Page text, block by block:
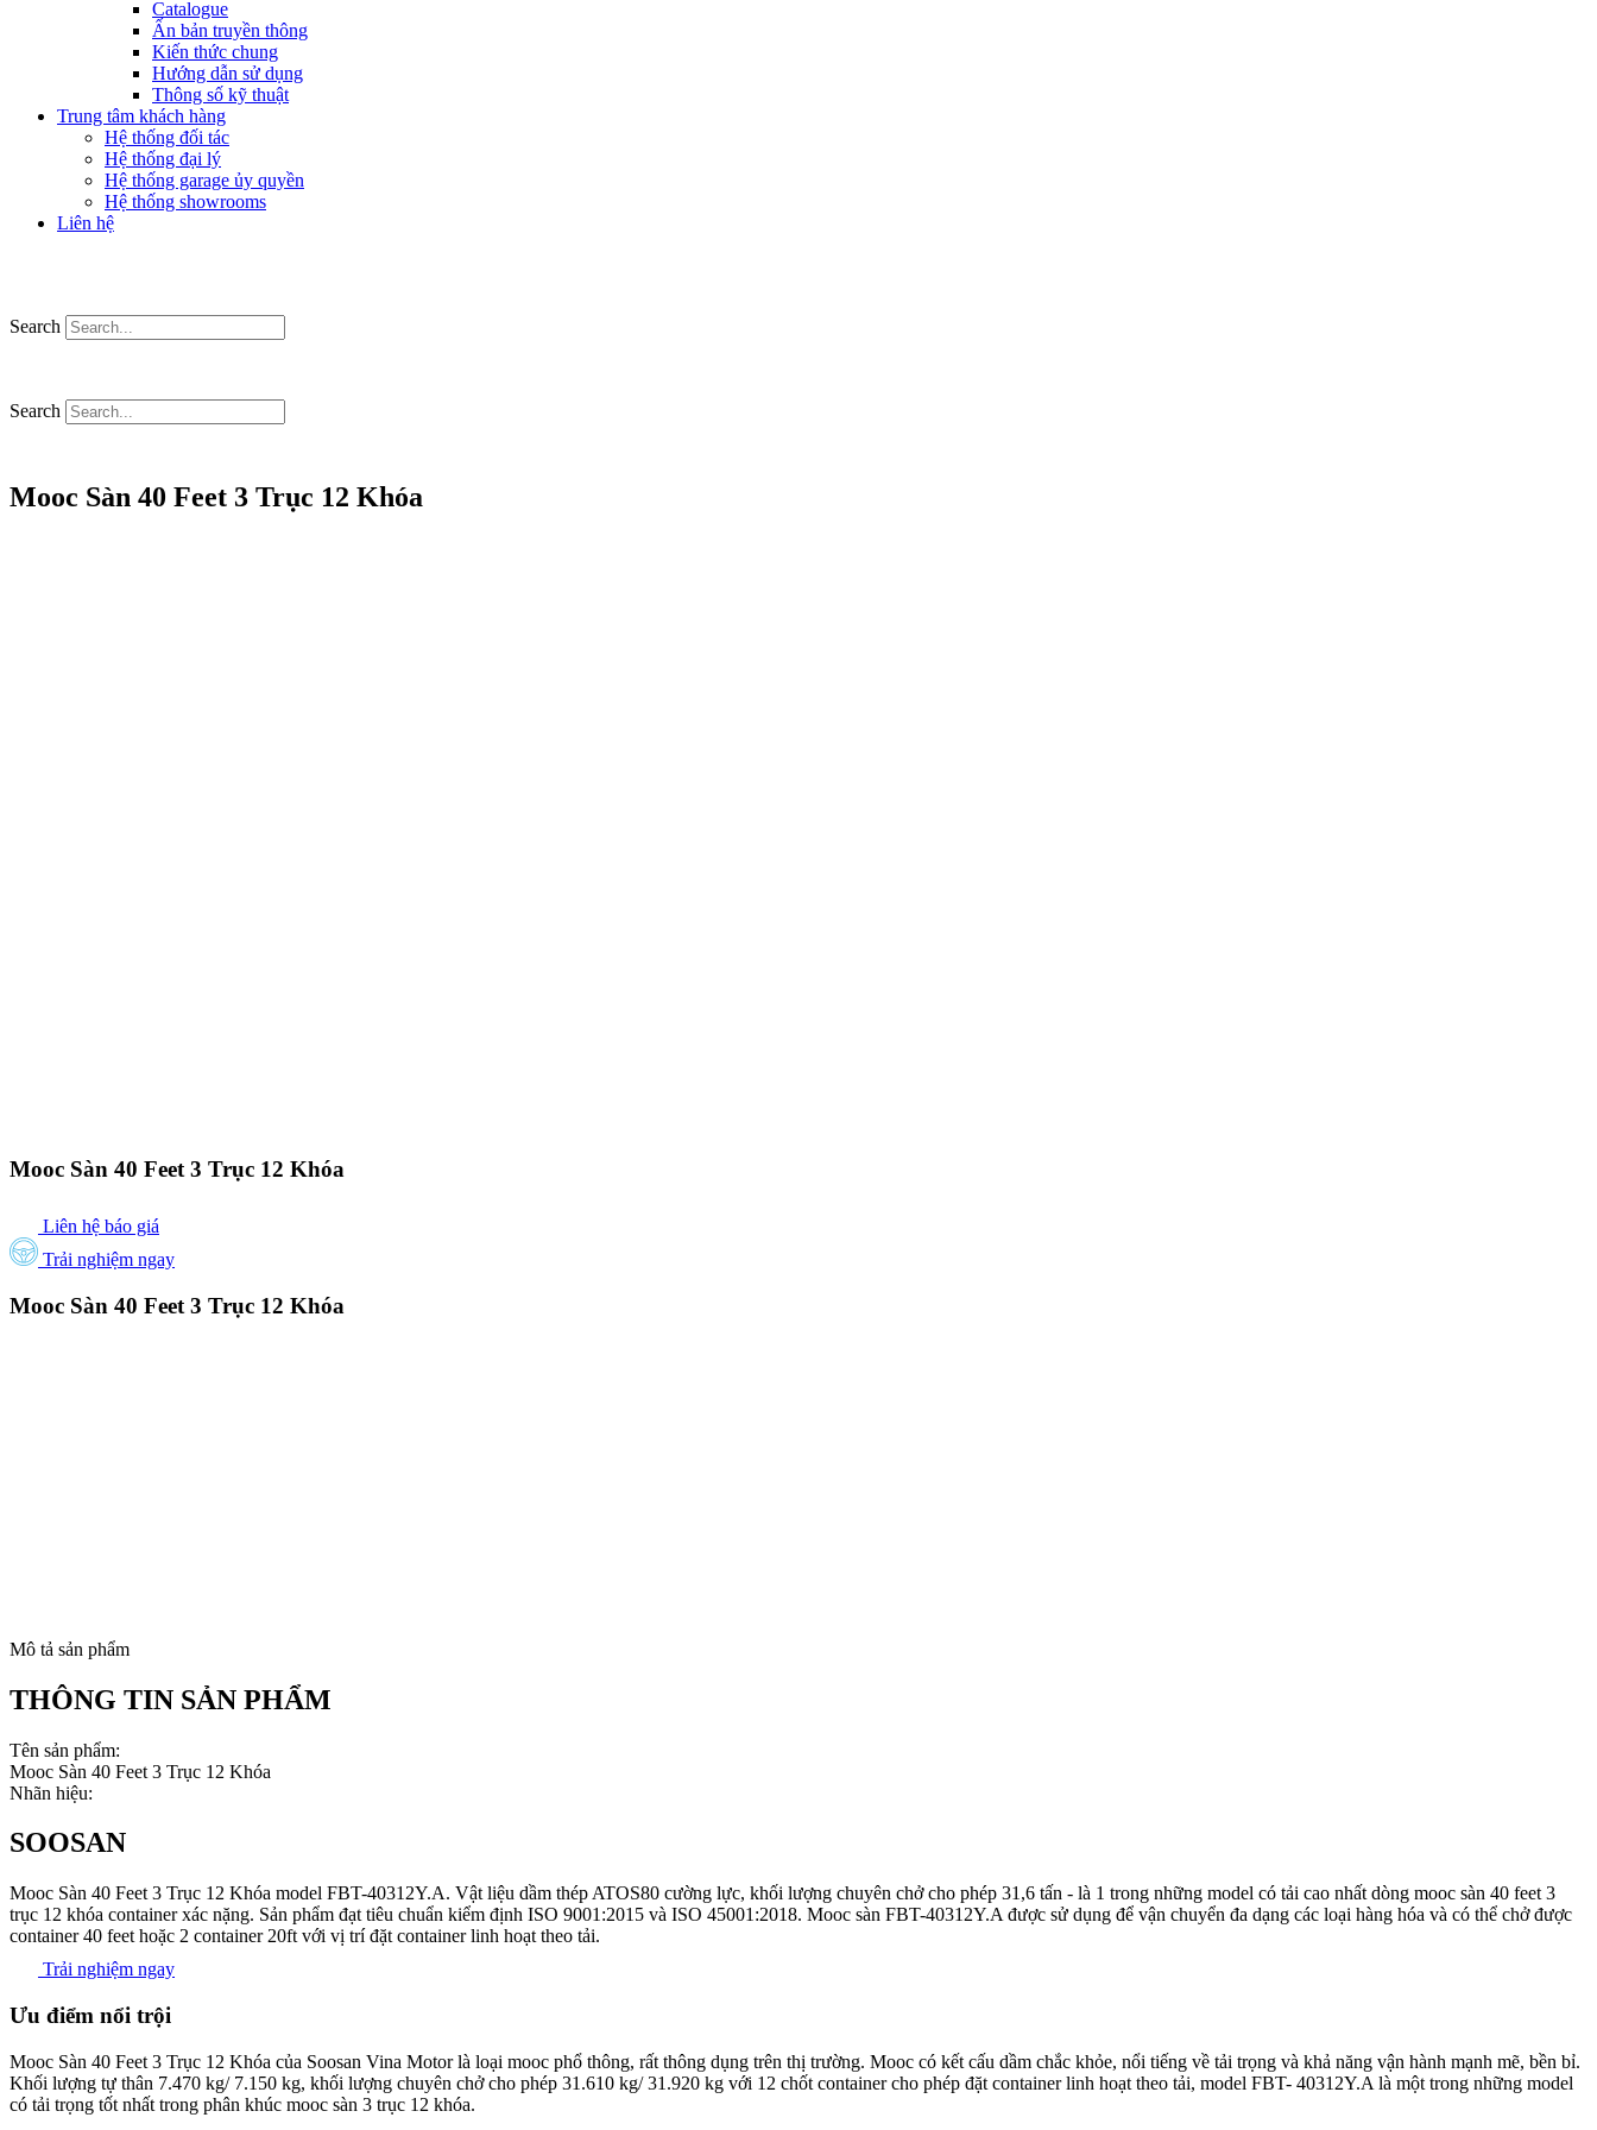
Catalogue
Ấn bản truyền thông
Kiến thức chung
Hướng dẫn sử dụng
Thông số kỹ thuật
Trung tâm khách hàng
Hệ thống đối tác
Hệ thống đại lý
Hệ thống garage ủy quyền
Hệ thống showrooms
Liên hệ
Search
Search
Mooc Sàn 40 Feet 3 Trục 12 Khóa
Mooc Sàn 40 Feet 3 Trục 12 Khóa
Liên hệ báo giá
Trải nghiệm ngay
Mooc Sàn 40 Feet 3 Trục 12 Khóa
Mô tả sản phẩm
THÔNG TIN SẢN PHẨM
Tên sản phẩm:
Mooc Sàn 40 Feet 3 Trục 12 Khóa
Nhãn hiệu:
SOOSAN
Mooc Sàn 40 Feet 3 Trục 12 Khóa model FBT-40312Y.A. Vật liệu dầm thép ATOS80 cường lực, khối lượng chuyên chở cho phép 31,6 tấn - là 1 trong những model có tải cao nhất dòng mooc sàn 40 feet 3
trục 12 khóa container xác nặng. Sản phẩm đạt tiêu chuẩn kiểm định ISO 9001:2015 và ISO 45001:2018. Mooc sàn FBT-40312Y.A được sử dụng để vận chuyển đa dạng các loại hàng hóa và có thể chở được
container 40 feet hoặc 2 container 20ft với vị trí đặt container linh hoạt theo tải.
Trải nghiệm ngay
Ưu điểm nổi trội
Mooc Sàn 40 Feet 3 Trục 12 Khóa của Soosan Vina Motor là loại mooc phổ thông, rất thông dụng trên thị trường. Mooc có kết cấu dầm chắc khỏe, nổi tiếng về tải trọng và khả năng vận hành mạnh mẽ, bền bỉ.
Khối lượng tự thân 7.470 kg/ 7.150 kg, khối lượng chuyên chở cho phép 31.610 kg/ 31.920 kg với 12 chốt container cho phép đặt container linh hoạt theo tải, model FBT- 40312Y.A là một trong những model
có tải trọng tốt nhất trong phân khúc mooc sàn 3 trục 12 khóa.